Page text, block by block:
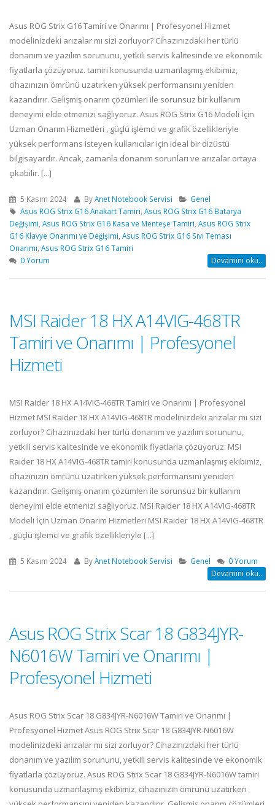
Asus ROG Strix G16 Tamiri ve Onarımı | Profesyonel Hizmet
modelinizdeki arızalar mı sizi zorluyor? Cihazınızdaki her türlü
donanım ve yazılım sorununu, yetkili servis kalitesinde ve ekonomik
fiyatlarla çözüyoruz. tamiri konusunda uzmanlaşmış ekibimiz,
cihazınızın ömrünü uzatırken yüksek performansını yeniden
kazandırır. Gelişmiş onarım çözümleri ile sorunsuz bir kullanım
deneyimi elde etmenizi sağlıyoruz. Asus ROG Strix G16 Modeli İçin
Uzman Onarım Hizmetleri , güçlü işlemci ve grafik özellikleriyle
yüksek performans isteyen kullanıcılar için ideal bir dizüstü
bilgisayardır. Ancak, zamanla donanım sorunları ve arızalar ortaya
çıkabilir. [...]
5 Kasım 2024 ByAnet Notebook Servisi
Genel
Asus ROG Strix G16 Anakart Tamiri Asus ROG Strix G16 Batarya
Değişimi Asus ROG Strix G16 Kasa ve Menteşe Tamiri Asus ROG Strix
G16 Klavye Onarımı ve Değişimi Asus ROG Strix G16 Sıvı Teması
Onarımı Asus ROG Strix G16 Tamiri
0 Yorum
Devamını oku..
MSI Raider 18 HX A14VIG-468TR
Tamiri ve Onarımı | Profesyonel
Hizmeti
MSI Raider 18 HX A14VIG-468TR Tamiri ve Onarımı | Profesyonel
Hizmet MSI Raider 18 HX A14VIG-468TR modelinizdeki arızalar mı sizi
zorluyor? Cihazınızdaki her türlü donanım ve yazılım sorununu,
yetkili servis kalitesinde ve ekonomik fiyatlarla çözüyoruz. MSI
Raider 18 HX A14VIG-468TR tamiri konusunda uzmanlaşmış ekibimiz,
cihazınızın ömrünü uzatırken yüksek performansını yeniden
kazandırır. Gelişmiş onarım çözümleri ile sorunsuz bir kullanım
deneyimi elde etmenizi sağlıyoruz. MSI Raider 18 HX A14VIG-468TR
Modeli İçin Uzman Onarım Hizmetleri MSI Raider 18 HX A14VIG-468TR
, güçlü işlemci ve grafik özellikleriyle [...]
5 Kasım 2024 ByAnet Notebook Servisi Genel 0 Yorum
Devamını oku..
Asus ROG Strix Scar 18 G834JYR-
N6016W Tamiri ve Onarımı |
Profesyonel Hizmeti
Asus ROG Strix Scar 18 G834JYR-N6016W Tamiri ve Onarımı |
Profesyonel Hizmet Asus ROG Strix Scar 18 G834JYR-N6016W
modelinizdeki arızalar mı sizi zorluyor? Cihazınızdaki her türlü
donanım ve yazılım sorununu, yetkili servis kalitesinde ve ekonomik
fiyatlarla çözüyoruz. Asus ROG Strix Scar 18 G834JYR-N6016W tamiri
konusunda uzmanlaşmış ekibimiz, cihazınızın ömrünü uzatırken